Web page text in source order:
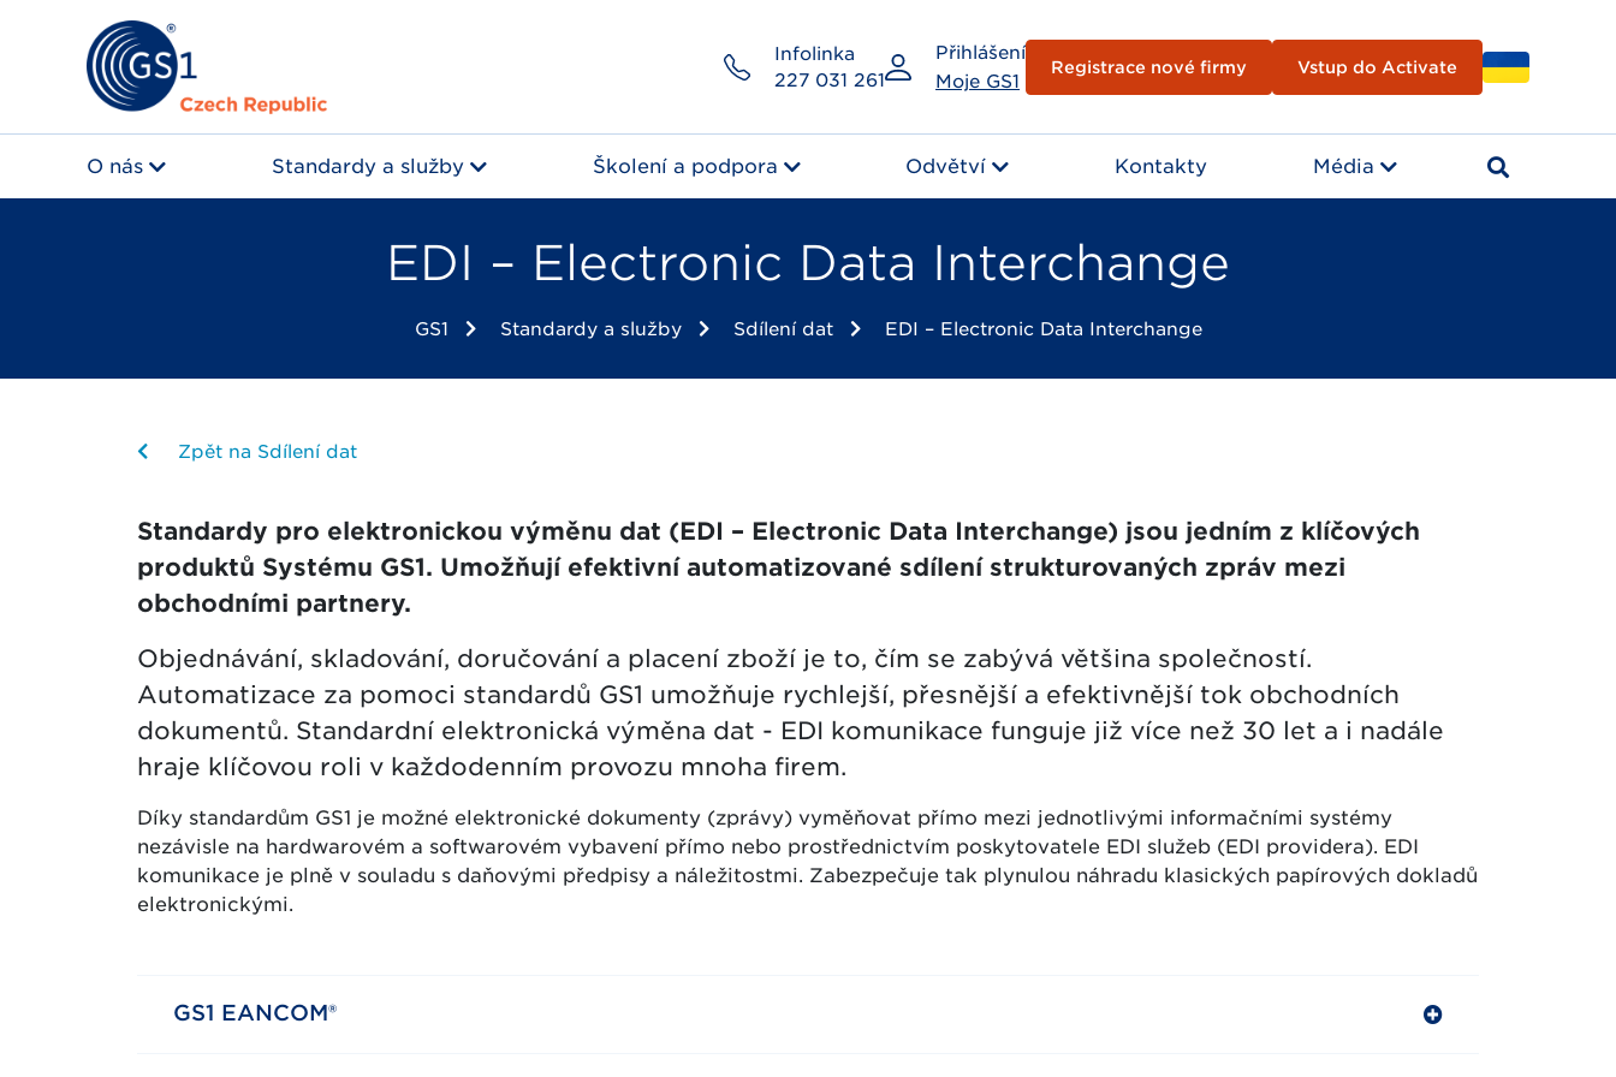
Infolinka
227 031 261
Přihlášení
Moje GS1
Registrace nové firmy Vstup do Activate
O nás Standardy a služby Školení a podpora Odvětví Kontakty Média
EDI – Electronic Data Interchange
GS1 Standardy a služby Sdílení dat EDI – Electronic Data Interchange
Zpět na Sdílení dat
Standardy pro elektronickou výměnu dat (EDI – Electronic Data Interchange) jsou jedním z klíčových
produktů Systému GS1. Umožňují efektivní automatizované sdílení strukturovaných zpráv mezi
obchodními partnery.
Objednávání, skladování, doručování a placení zboží je to, čím se zabývá většina společností.
Automatizace za pomoci standardů GS1 umožňuje rychlejší, přesnější a efektivnější tok obchodních
dokumentů. Standardní elektronická výměna dat - EDI komunikace funguje již více než 30 let a i nadále
hraje klíčovou roli v každodenním provozu mnoha firem.
Díky standardům GS1 je možné elektronické dokumenty (zprávy) vyměňovat přímo mezi jednotlivými informačními systémy
nezávisle na hardwarovém a softwarovém vybavení přímo nebo prostřednictvím poskytovatele EDI služeb (EDI providera). EDI
komunikace je plně v souladu s daňovými předpisy a náležitostmi. Zabezpečuje tak plynulou náhradu klasických papírových dokladů
elektronickými.
GS1 EANCOM®